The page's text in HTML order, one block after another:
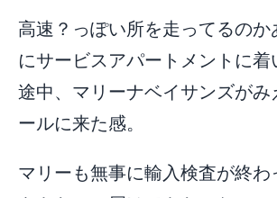
高速？っぽい所を走ってるのか
にサービスアパートメントに着
途中、マリーナベイサンズがみ
ールに来た感。
マリーも無事に輸入検査が終わ